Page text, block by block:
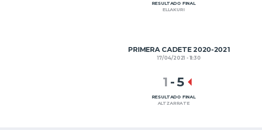
RESULTADO FINAL
ELLAKURI
PRIMERA CADETE 2020-2021
17/04/2021 - 11:30
1 -5
RESULTADO FINAL
ALTZARRATE